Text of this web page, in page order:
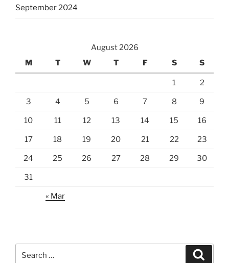
September 2024
August 2026
M
T W T F S S
1 2
3 4 5 6 7 8 9
10 11 12 13 14 15 16
17 18 19 20 21 22 23
24 25 26 27 28 29 30
31
« Mar